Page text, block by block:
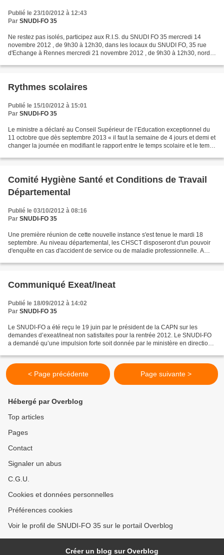
Publié le 23/10/2012 à 12:43
Par SNUDI-FO 35
Ne restez pas isolés, participez aux R.I.S. du SNUDI FO 35 mercredi 14
novembre 2012 , de 9h30 à 12h30, dans les locaux du SNUDI FO, 35 rue
d'Echange à Rennes mercredi 21 novembre 2012 , de 9h30 à 12h30, nord
Rythmes scolaires
Publié le 15/10/2012 à 15:01
Par SNUDI-FO 35
Le ministre a déclaré au Conseil Supérieur de l’Education exceptionnel du
11 octobre que dès septembre 2013 « il faut la semaine de 4 jours et demi et
changer la journée en modifiant le rapport entre le temps scolaire et le temps
Comité Hygiène Santé et Conditions de Travail
Départemental
Publié le 03/10/2012 à 08:16
Par SNUDI-FO 35
Une première réunion de cette nouvelle instance s'est tenue le mardi 18
septembre. Au niveau départemental, les CHSCT disposeront d'un pouvoir
d'enquête en cas d'accident de service ou de maladie professionnelle. A
Communiqué Exeat/Ineat
Publié le 18/09/2012 à 14:02
Par SNUDI-FO 35
Le SNUDI-FO a été reçu le 19 juin par le président de la CAPN sur les
demandes d’exeat/ineat non satisfaites pour la rentrée 2012. Le SNUDI-FO
a demandé qu’une impulsion forte soit donnée par le ministère en direction
< Page précédente Page suivante >
Hébergé par Overblog
Top articles
Pages
Contact
Signaler un abus
C.G.U.
Cookies et données personnelles
Préférences cookies
Voir le profil de SNUDI-FO 35 sur le portail Overblog
Créer un blog sur Overblog